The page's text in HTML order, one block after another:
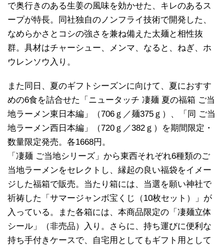
で奥行きのある生姜の風味を効かせた、キレのあるス
ープが特長。同社独自のノンフライ技術で開発した、
なめらかさとコシの強さを兼ね備えた太麺と相性抜
群。具材はチャーシュー、メンマ、なると、ねぎ、ホ
ウレンソウ入り。
また同日、夏のギフトシーズンに向けて、夏におすす
めの6食を詰合せた「ニュータッチ 凄麺 夏の福箱 ご当
地ラーメン東日本編」（706ｇ／麺375ｇ）、「同 ご当
地ラーメン西日本編」（720ｇ／382ｇ）を期間限定・
数量限定発売。各1668円。
「凄麺 ご当地シリーズ」から東西それぞれ6種類のご
当地ラーメンをセレクトし、縁起の良い福袋をイメー
ジした福箱で販売。当たり箱には、当選を願い神社で
祈祷した「サマージャンボ宝くじ（10枚セット）」が
入っている。また各箱には、本商品限定の「凄麺立体
シール」（非売品）入り。さらに、持ち運びに便利な
持ち手付きケースで、自宅用としてもギフト用として